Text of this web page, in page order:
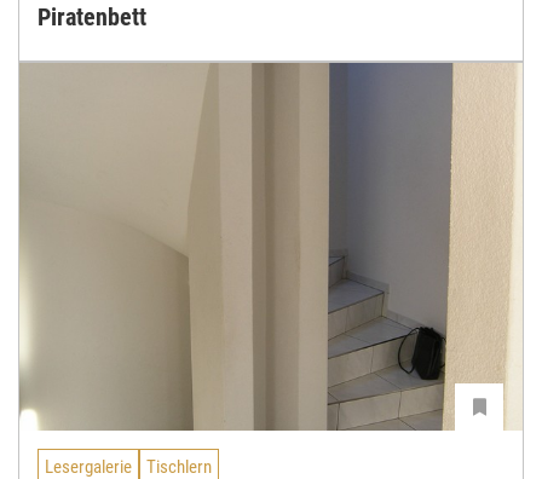
Piratenbett
Lesergalerie Tischlern